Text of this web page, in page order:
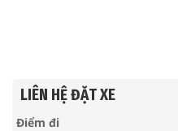
LIÊN HỆ ĐẶT XE
Điểm đi